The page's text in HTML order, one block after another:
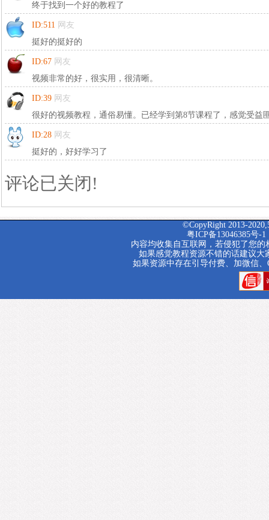
终于找到一个好的教程了
ID:511 网友
挺好的挺好的
ID:67 网友
视频非常的好，很实用，很清晰。
ID:39 网友
很好的视频教程，通俗易懂。已经学到第8节课程了，感觉受益
ID:28 网友
挺好的，好好学习了
评论已关闭!
©CopyRight 2013-
粤ICP备13046385号-1
内容均收集自互联网，若侵犯了您的
如果感觉教程资源不错的话建议
如果资源中存在引导付费、加微信